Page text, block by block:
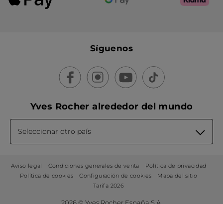
Síguenos
Yves Rocher alrededor del mundo
Seleccionar otro país
Aviso legal Condiciones generales de venta
Política de privacidad
Política de cookies
Configuración de cookies
Mapa del sitio
Tarifa 2026
2026 © Yves Rocher España S.A.